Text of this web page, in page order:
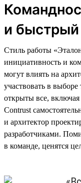
и быстрый
Стиль работы
инициативность и
могут влиять на
участвовать в
открыты все,
Contrust
и архитектор
разработчиками.
в команде, ценятся